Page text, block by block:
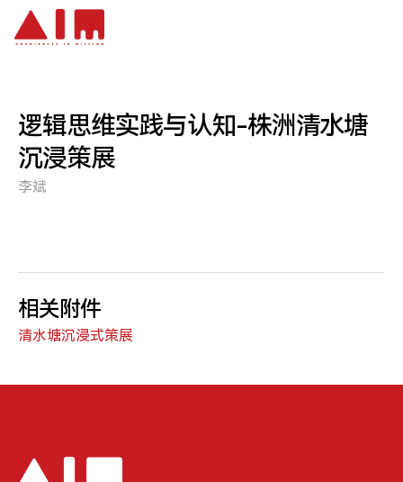
跳到主要内容
逻辑思维实践与认知-株洲清水塘
沉浸策展
李斌
相关附件
清水塘沉浸式策展